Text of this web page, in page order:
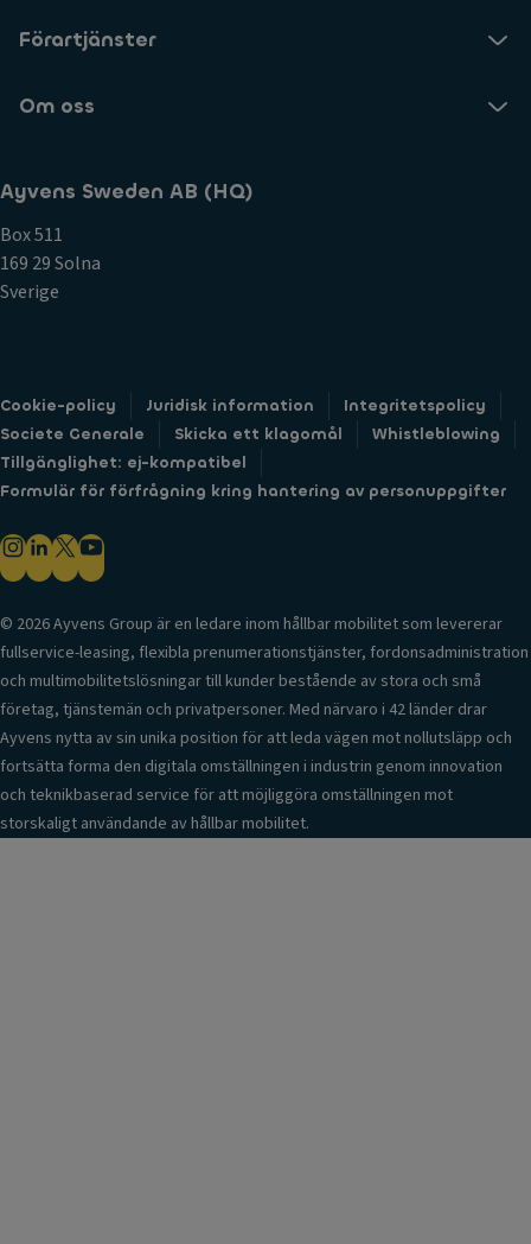
Förartjänster
Om oss
Ayvens Sweden AB (HQ)
Box 511
169 29 Solna
Sverige
Cookie-policy Juridisk information
Integritetspolicy
Societe Generale
Skicka ett klagomål
Whistleblowing
Tillgänglighet: ej-kompatibel
Formulär för förfrågning kring hantering av personuppgifter
© 2026 Ayvens Group är en ledare inom hållbar mobilitet som levererar
fullservice-leasing, flexibla prenumerationstjänster, fordonsadministration
och multimobilitetslösningar till kunder bestående av stora och små
företag, tjänstemän och privatpersoner. Med närvaro i 42 länder drar
Ayvens nytta av sin unika position för att leda vägen mot nollutsläpp och
fortsätta forma den digitala omställningen i industrin genom innovation
och teknikbaserad service för att möjliggöra omställningen mot
storskaligt användande av hållbar mobilitet.